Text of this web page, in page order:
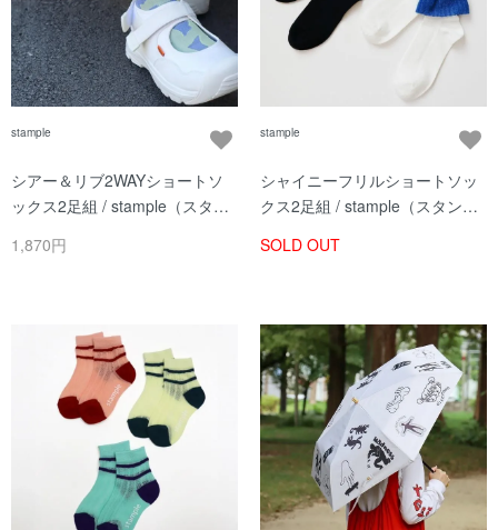
stample
シアー＆リブ2WAYショートソ
ックス2足組 / stample（スタン
1,870円
stample
シャイニーフリルショートソッ
クス2足組 / stample（スタンプ
SOLD OUT